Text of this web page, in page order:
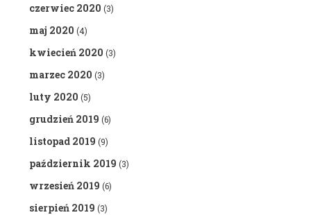
czerwiec 2020 (3)
maj 2020 (4)
kwiecień 2020 (3)
marzec 2020 (3)
luty 2020 (5)
grudzień 2019 (6)
listopad 2019 (9)
październik 2019 (3)
wrzesień 2019 (6)
sierpień 2019 (3)